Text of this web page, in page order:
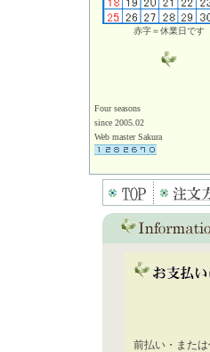
赤字＝休業日です
Four seasons
since 2005.02
Web master Sakura
前払い・また